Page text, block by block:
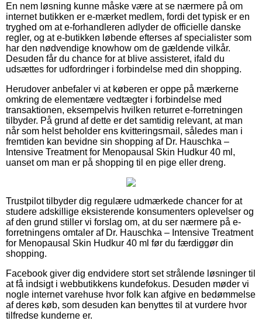
En nem løsning kunne måske være at se nærmere på om
internet butikken er e-mærket medlem, fordi det typisk er en
tryghed om at e-forhandleren adlyder de officielle danske
regler, og at e-butikken løbende efterses af specialister som
har den nødvendige knowhow om de gældende vilkår.
Desuden får du chance for at blive assisteret, ifald du
udsættes for udfordringer i forbindelse med din shopping.
Herudover anbefaler vi at køberen er oppe på mærkerne
omkring de elementære vedtægter i forbindelse med
transaktionen, eksempelvis hvilken returret e-forretningen
tilbyder. På grund af dette er det samtidig relevant, at man
når som helst beholder ens kvitteringsmail, således man i
fremtiden kan bevidne sin shopping af Dr. Hauschka –
Intensive Treatment for Menopausal Skin Hudkur 40 ml,
uanset om man er på shopping til en pige eller dreng.
Trustpilot tilbyder dig regulære udmærkede chancer for at
studere adskillige eksisterende konsumenters oplevelser og
af den grund stiller vi forslag om, at du ser nærmere på e-
forretningens omtaler af Dr. Hauschka – Intensive Treatment
for Menopausal Skin Hudkur 40 ml før du færdiggør din
shopping.
Facebook giver dig endvidere stort set strålende løsninger til
at få indsigt i webbutikkens kundefokus. Desuden møder vi
nogle internet varehuse hvor folk kan afgive en bedømmelse
af deres køb, som desuden kan benyttes til at vurdere hvor
tilfredse kunderne er.